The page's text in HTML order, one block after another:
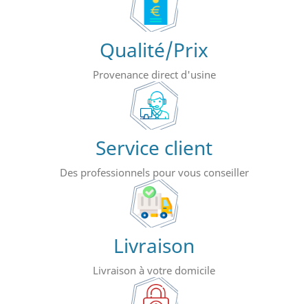
Qualité/Prix
Provenance direct d'usine
Service client
Des professionnels pour vous conseiller
Livraison
Livraison à votre domicile